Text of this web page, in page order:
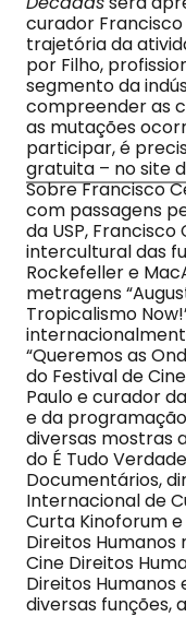
curador
trajetória da
por Filho,
segmento da
compreender as
as mutações
participar, é
gratuita – no site
Sobre Francisco
com passagens
da USP,
intercultural das
Rockefeller e
metragens
Tropicalismo
“Queremos as
do Festival de
Paulo e curador
e da
diversas mostras
do É Tudo
Documentários,
Internacional de
Curta Kinoforum
Direitos Humanos
Cine Direitos
Direitos Humanos
diversas funções,